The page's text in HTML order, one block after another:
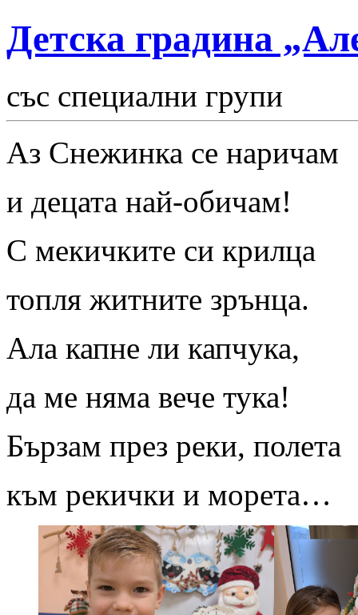
Детска градина
със специални групи
Аз Снежинка се наричам
и децата най-обичам!
С мекичките си крилца
топля житните зрънца.
Ала капне ли капчука,
да ме няма вече тука!
Бързам през реки, полета
към рекички и морета…